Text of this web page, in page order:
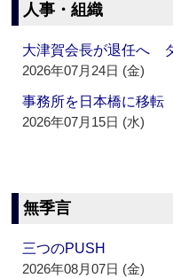
人事・組織
大津賀会長が退任へ
2026年07月24日 (金)
事務所を日本橋に移
2026年07月15日 (水)
無季言
三つのPUSH
2026年08月07日 (金)